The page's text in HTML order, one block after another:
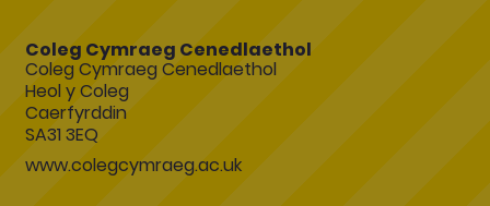
Coleg Cymraeg Cenedlaethol
Coleg Cymraeg Cenedlaethol
Heol y Coleg
Caerfyrddin
SA31 3EQ
www.colegcymraeg.ac.uk